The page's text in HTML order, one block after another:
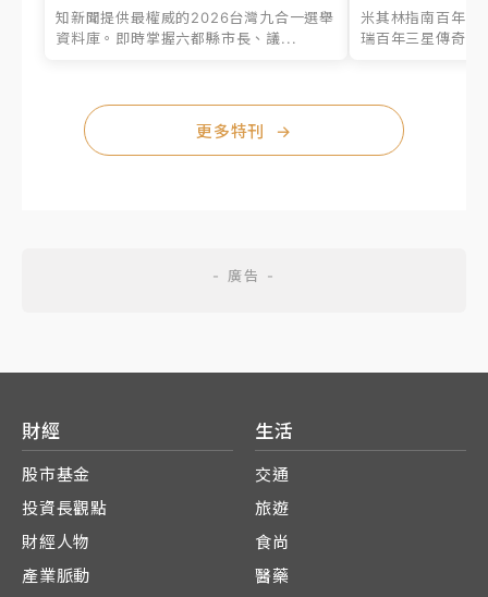
知新聞提供最權威的2026台灣九合一選舉
資料庫。即時掌握六都縣市長、議...
米其林指南百年之
瑞百年三星傳奇、
更多特刊 →
財經
股市基金
投資長觀點
財經人物
產業脈動
生活
交通
旅遊
食尚
醫藥